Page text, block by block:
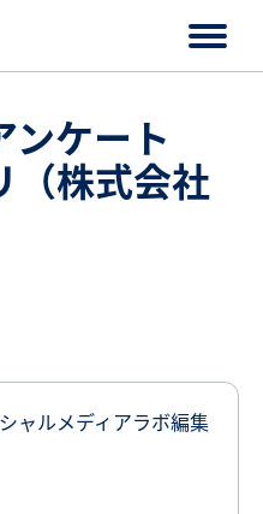
ケート
（株式会社
ャルメディアラボ編集